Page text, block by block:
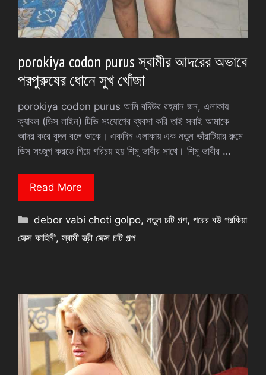
porokiya codon purus স্বামীর আদরের অভাবে
পরপুরুষের ধোনে সুখ খোঁজা
porokiya codon purus আমি বদিউর রহমান জন, এলাকায়
ক্যাবল (ডিস লাইন) টিভি সংযোগের ব্যবসা করি তাই সবাই আমাকে
আদর করে বুদন বলে ডাকে। একদিন এলাকায় এক নতুন ভাঁরাটিয়ার রুমে
ডিস সংজুগ করতে গিয়ে পরিচয় হয় শিমু ভাবীর সাথে। শিমু ভাবীর …
Read More
Categories
debor vabi choti golpo,নতুন চটি গল্প,পরের বউ পরকিয়া
সেক্স কাহিনী,স্বামী স্ত্রী সেক্স চটি গল্প